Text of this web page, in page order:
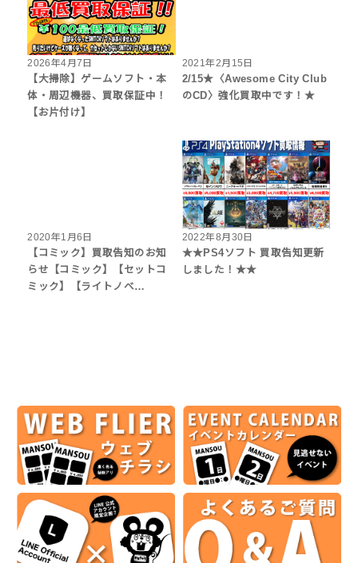
2026年4月7日
【大掃除】ゲームソフト・本
体・周辺機器、買取保証中！
【お片付け】
2021年2月15日
2/15★〈Awesome City Club
のCD〉強化買取中です！★
2020年1月6日
【コミック】買取告知のお知
らせ【コミック】【セットコ
ミック】【ライトノベ…
2022年8月30日
★★PS4ソフト 買取告知更新
しました！★★